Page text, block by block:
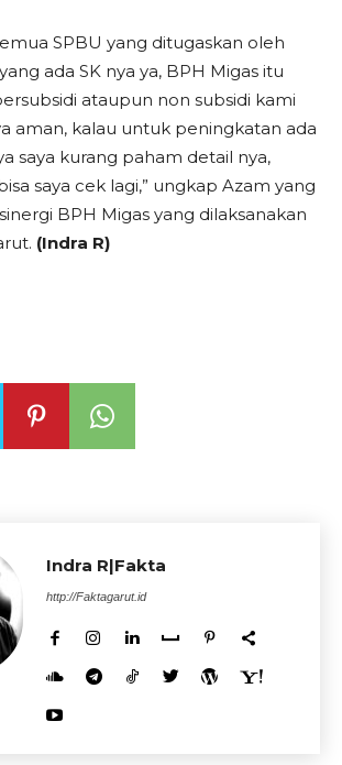
SPBU yang ditugaskan oleh
ada SK nya ya, BPH Migas itu
ataupun non subsidi kami
aman, kalau untuk peningkatan ada
saya kurang paham detail nya,
saya cek lagi,” ungkap Azam yang
BPH Migas yang dilaksanakan
(Indra R)
Indra R|Fakta
http://Faktagarut.id